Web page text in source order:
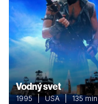
Vodný svet
1995 | USA | 135 min